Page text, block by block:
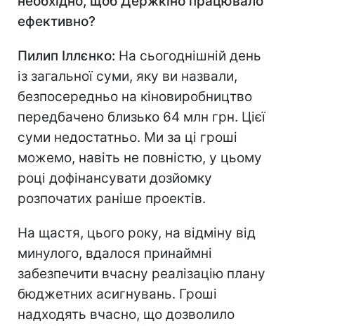
ефективно?
Пилип Іллєнко: На сьогоднішній день
із загальної суми, яку ви назвали,
безпосередньо на кіновиробництво
передбачено близько 64 млн грн. Цієї
суми недостатньо. Ми за ці гроші
можемо, навіть не повністю, у цьому
році дофінансувати дозйомку
розпочатих раніше проектів.
На щастя, цього року, на відміну від
минулого, вдалося принаймні
забезпечити вчасну реалізацію плану
бюджетних асигнувань. Гроші
надходять вчасно, що дозволило